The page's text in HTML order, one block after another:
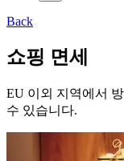
Back
쇼핑 면세
EU 이외 지역에서
수 있습니다.